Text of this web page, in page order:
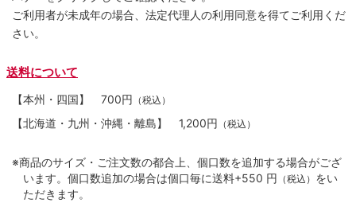
ご利用者が未成年の場合、法定代理人の利用同意を得てご利用くだ
さい。
送料について
【本州・四国】 700円 （税込）
【北海道・九州・沖縄・離島】 1,200円 （税込）
※商品のサイズ・ご注文数の都合上、個口数を追加する場合がござ
います。個口数追加の場合は個口毎に送料+550 円 （税込） をい
ただきます。